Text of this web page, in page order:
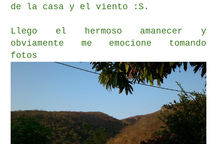
de la casa y el viento :S.
Llego el hermoso amanecer y
obviamente me emocione tomando
fotos